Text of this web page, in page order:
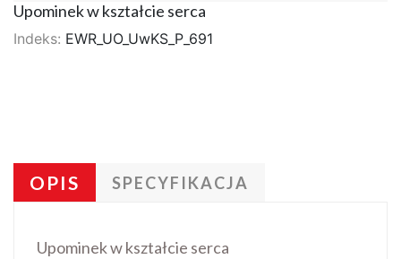
Upominek w kształcie serca
Indeks: EWR_UO_UwKS_P_691
OPIS SPECYFIKACJA
Upominek w kształcie serca